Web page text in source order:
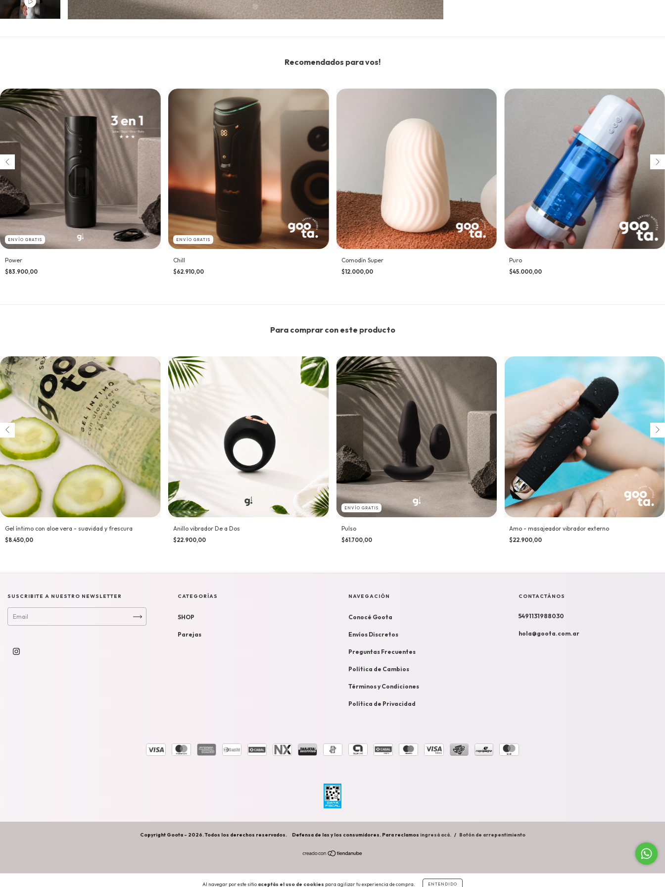
Al navegar por este sitio aceptás el uso de cookies para agilizar tu experiencia de compra. ENTENDIDO
Recomendados para vos!
ENVÍO GRATIS
Power
$83.900,00
ENVÍO GRATIS
Chill
$62.910,00
Comodín Super
$12.000,00
Puro
$45.000,00
Para comprar con este producto
Gel íntimo con aloe vera - suavidad y frescura
$8.450,00
Anillo vibrador De a Dos
$22.900,00
ENVÍO GRATIS
Pulso
$61.700,00
Amo - masajeador vibrador externo
$22.900,00
SUSCRIBITE A NUESTRO NEWSLETTER CATEGORÍAS
SHOP
Parejas
NAVEGACIÓN
Conocé Goota
Envíos Discretos
Preguntas Frecuentes
Política de Cambios
Términos y Condiciones
Política de Privacidad
CONTACTÁNOS
5491131988030
hola@goota.com.ar
Copyright Goota - 2026. Todos los derechos reservados. Defensa de las y los consumidores. Para reclamos ingresá acá. / Botón de arrepentimiento